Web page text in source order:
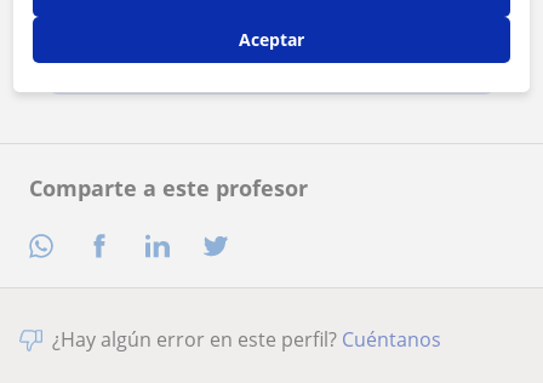
Comparte a este profesor
Contactar ahora
¿Hay algún error en este perfil? Cuéntanos
Aceptar